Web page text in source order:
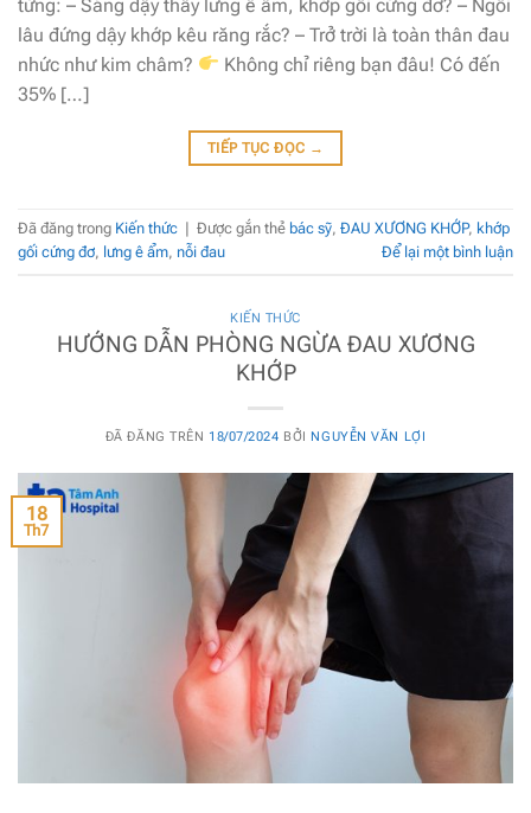
từng: – Sáng dậy thấy lưng ê ẩm, khớp gối cứng đơ? – Ngồi
lâu đứng dậy khớp kêu răng rắc? – Trở trời là toàn thân đau
nhức như kim châm?
Không chỉ riêng bạn đâu! Có đến
35% […]
TIẾP TỤC ĐỌC →
Đã đăng trong Kiến thức Được gắn thẻ bác sỹ, ĐAU XƯƠNG KHỚP, khớp
gối cứng đơ, lưng ê ẩm, nỗi đau Để lại một bình luận
KIẾN THỨC
HƯỚNG DẪN PHÒNG NGỪA ĐAU XƯƠNG
KHỚP
ĐÃ ĐĂNG TRÊN 18/07/2024 BỞI NGUYỄN VĂN LỢI
18
Th7